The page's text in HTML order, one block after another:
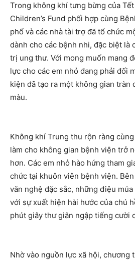
Trong không khí tưng bừng của
Children’s Fund phối hợp cùng
phố và các nhà tài trợ đã tổ chức
dành cho các bệnh nhi, đặc biệt là
trị ung thư. Với mong muốn mang
lực cho các em nhỏ đang phải đối
kiện đã tạo ra một không gian tràn
màu.
Không khí Trung thu rộn ràng
làm cho không gian bệnh viện trở
hơn. Các em nhỏ hào hứng tham
chức tại khuôn viên bệnh viện.
văn nghệ đặc sắc, những điệu
với sự xuất hiện hài hước của chú
phút giây thư giãn ngập tiếng cười
Nhờ vào nguồn lực xã hội, chương